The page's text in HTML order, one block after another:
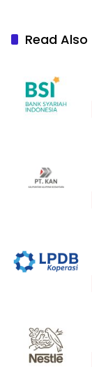
Read Also